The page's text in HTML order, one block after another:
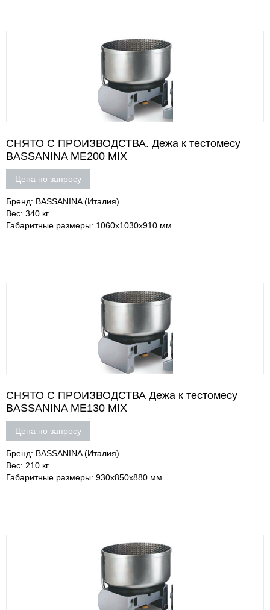
СНЯТО С ПРОИЗВОДСТВА. Дежа к тестомесу
BASSANINA ME200 MIX
Цена по запросу
Бренд: BASSANINA (Италия)
Вес: 340 кг
Габаритные размеры: 1060х1030х910 мм
СНЯТО С ПРОИЗВОДСТВА Дежа к тестомесу
BASSANINA ME130 MIX
Цена по запросу
Бренд: BASSANINA (Италия)
Вес: 210 кг
Габаритные размеры: 930х850х880 мм